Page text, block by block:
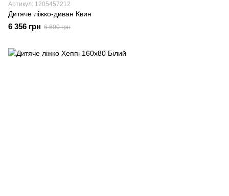
Артикул: 1205457212
Дитяче ліжко-диван Квин
6 356 грн 6 690 грн